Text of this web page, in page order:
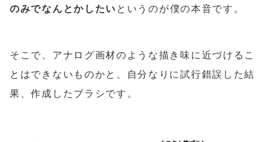
のみでなんとかしたいというのが僕の本音です。
そこで、アナログ画材のような描き味に近づけるこ
とはできないものかと、自分なりに試行錯誤した結
果、作成したブラシです。